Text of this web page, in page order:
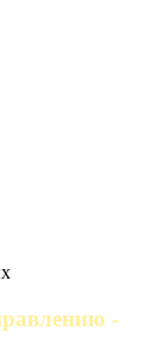
-